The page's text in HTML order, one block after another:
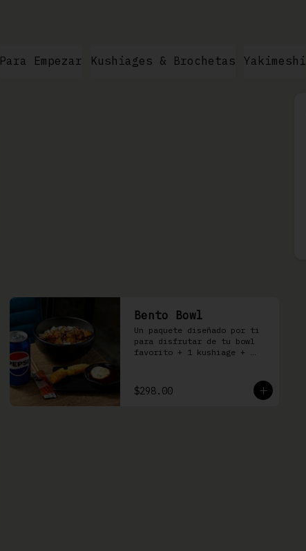
Para Empezar Kushiages & Brochetas Yakimeshi
Bento Bowl
Un paquete diseñado por ti
para disfrutar de tu bowl
favorito + 1 kushiage +
$298.00